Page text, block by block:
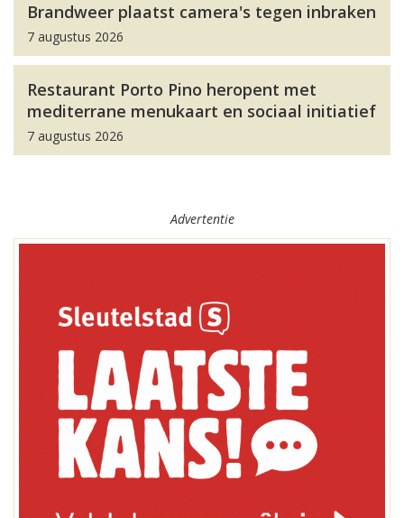
Brandweer plaatst camera's tegen inbraken
7 augustus 2026
Restaurant Porto Pino heropent met
mediterrane menukaart en sociaal initiatief
7 augustus 2026
Advertentie